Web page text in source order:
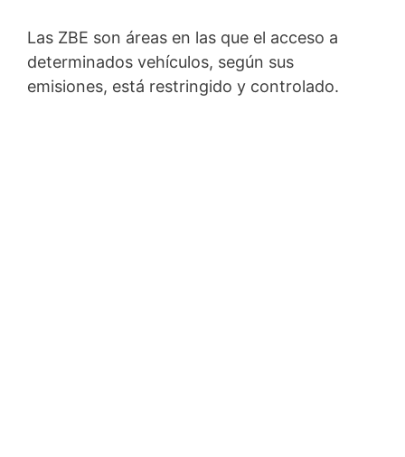
Las ZBE son áreas en las que el acceso a
determinados vehículos, según sus
emisiones, está restringido y controlado.